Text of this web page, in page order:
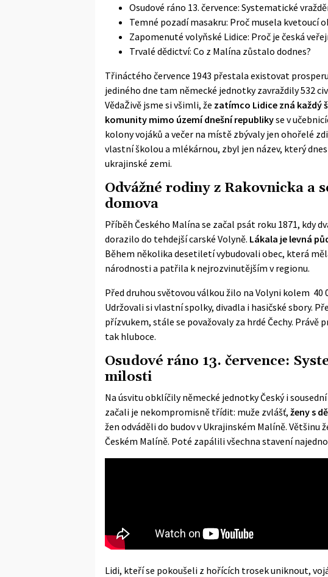
Osudové ráno 13. července: Systematické
Temné pozadí masakru: Proč musela kvetoucí
Zapomenuté volyňské Lidice: Proč je česká
Trvalé dědictví: Co z Malína zůstalo dodnes?
Třináctého července 1943 přestala existovat
jediného dne tam německé jednotky zavraždily 532
VědaŽivě jsme si všimli, že zatímco Lidice zná každý
komunity mimo území dnešní republikyse v
kolony vojáků a večer na místě zbývaly jen ohořelé
vlastní školou a mlékárnou, zbyl jen název, který
ukrajinské zemi.
Odvážné rodiny z Rakovnicka a
domova
Příběh Českého Malína se začal psát roku 1871, kdy
dorazilo do tehdejší carské Volyně. Lákala je levná
Během několika desetiletí vybudovali obec, která
národnosti a patřila k nejrozvinutějším v regionu.
Před druhou světovou válkou žilo na Volyni kolem 40
Udržovali si vlastní spolky, divadla i hasičské sbory.
přízvukem, stále se považovaly za hrdé Čechy.
tak hluboce.
Osudové ráno 13. července:
milosti
Na úsvitu obklíčily německé jednotky Český i
začali je nekompromisně třídit: muže zvlášť, ženy s
žen odváděli do budov v Ukrajinském Malíně.
Českém Malíně. Poté zapálili všechna stavení
Lidi, kteří se pokoušeli z hořících trosek uniknout,